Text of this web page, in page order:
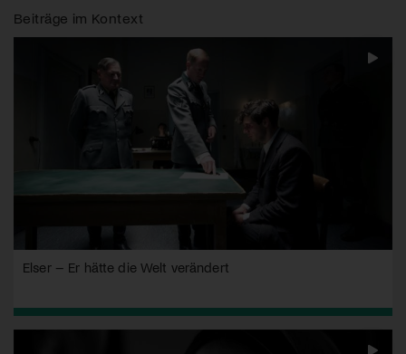
Beiträge im Kontext
Elser – Er hätte die Welt verändert